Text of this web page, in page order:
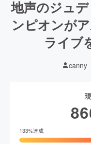
地声のジュ
ンピオンが
ライブ
canny
133%達成